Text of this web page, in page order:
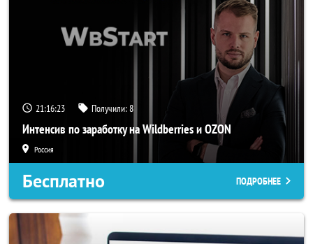
21:16:20 Получили:8
Интенсив по заработку на Wildberries и OZON
Россия
Бесплатно ПОДРОБНЕЕ